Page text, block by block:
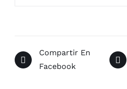
Compartir En
Facebook